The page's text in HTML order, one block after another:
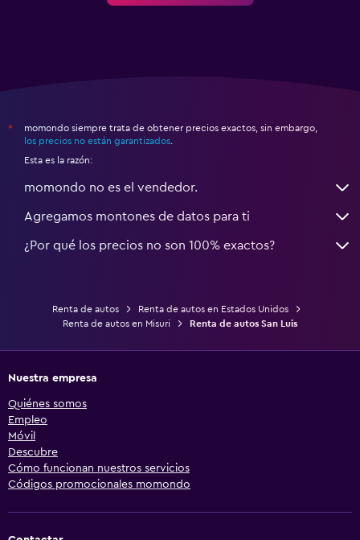
*
momondo siempre trata de obtener precios exactos, sin embargo,
los precios no están garantizados
Esta es la razón:
momondo no es el vendedor.
Agregamos montones de datos para ti
¿Por qué los precios no son 100% exactos?
Renta de autos
Renta de autos en Estados Unidos
Renta de autos en Misuri
Renta de autos San Luis
Nuestra empresa
Quiénes somos
Empleo
Móvil
Descubre
Cómo funcionan nuestros servicios
Códigos promocionales momondo